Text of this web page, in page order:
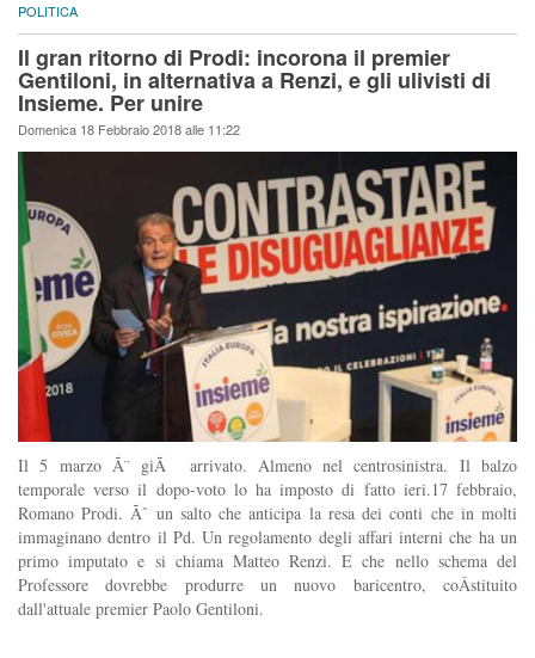
POLITICA
Il gran ritorno di Prodi: incorona il premier
Gentiloni, in alternativa a Renzi, e gli ulivisti di
Insieme. Per unire
Domenica 18 Febbraio 2018 alle 11:22
Il 5 marzo Ã¨ giÃ arrivato. Almeno nel centrosinistra. Il balzo
temporale verso il dopo-voto lo ha imposto di fatto ieri.17 febbraio,
Romano Prodi. Ãˆ un salto che anticipa la resa dei conti che in molti
immaginano dentro il Pd. Un regolamento degli affari interni che ha un
primo imputato e si chiama Matteo Renzi. E che nello schema del
Professore dovrebbe produrre un nuovo baricentro, coÂ­stituito
dall'attuale premier Paolo Gentiloni.